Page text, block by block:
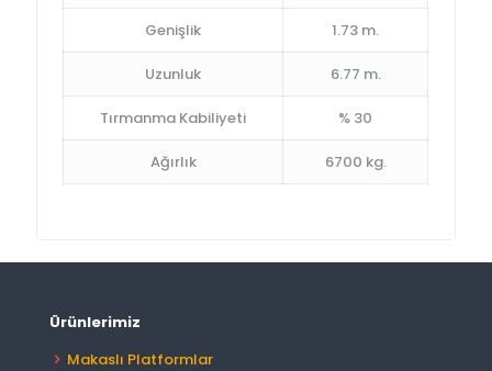
Genişlik 1.73 m.
Uzunluk 6.77 m.
Tırmanma Kabiliyeti % 30
Ağırlık 6700 kg.
Ürünlerimiz
Makaslı Platformlar